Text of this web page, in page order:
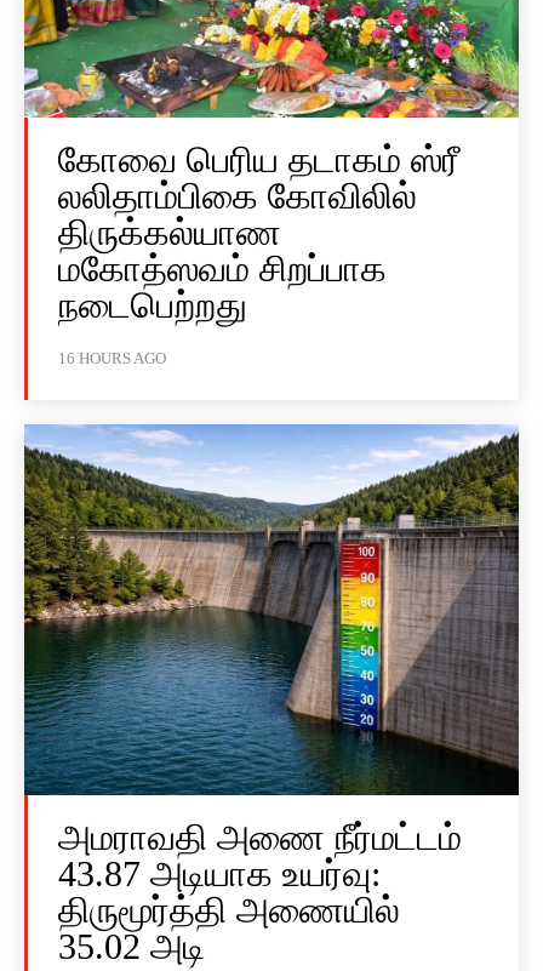
கோவை பெரிய தடாகம் ஸ்ரீ
லலிதாம்பிகை கோவிலில்
திருக்கல்யாண
மகோத்ஸவம் சிறப்பாக
நடைபெற்றது
16 HOURS AGO
அமராவதி அணை நீர்மட்டம்
43.87 அடியாக உயர்வு:
திருமூர்த்தி அணையில்
35.02 அடி